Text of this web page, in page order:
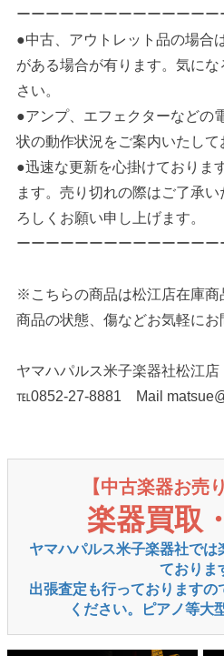
ーーーーーーーーーーーーーー
●中古、アウトレット品の場合
がある場合が有ります。気に
さい。
●アンプ、エフェクターなどの
状の動作状況をご案内いたして
●迅速な更新を心掛けておりま
ます。売り切れの際はご了承
ろしくお願い申し上げます。
ーーーーーーーーーーーーーー
※こちらの商品は松江店在庫商
商品の状態、傷などお気軽にお
ヤマハパルス米子楽器社松江店
℡0852-27-8881 Mail
【中古楽器お売
楽器買取
ヤマハパルス米子楽器社では
ておりま
出張査定も行っております
ください。ピアノ等大